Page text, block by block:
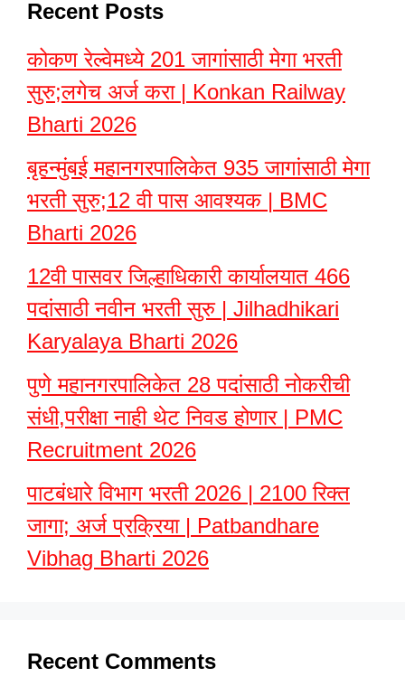
Recent Posts
कोकण रेल्वेमध्ये 201 जागांसाठी मेगा भरती
सुरु;लगेच अर्ज करा | Konkan Railway
Bharti 2026
बृहन्मुंबई महानगरपालिकेत 935 जागांसाठी मेगा
भरती सुरु;12 वी पास आवश्यक | BMC
Bharti 2026
12वी पासवर जिल्हाधिकारी कार्यालयात 466
पदांसाठी नवीन भरती सुरु | Jilhadhikari
Karyalaya Bharti 2026
पुणे महानगरपालिकेत 28 पदांसाठी नोकरीची
संधी,परीक्षा नाही थेट निवड होणार | PMC
Recruitment 2026
पाटबंधारे विभाग भरती 2026 | 2100 रिक्त
जागा; अर्ज प्रक्रिया | Patbandhare
Vibhag Bharti 2026
Recent Comments